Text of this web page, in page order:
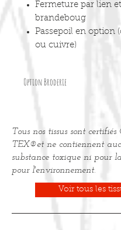
Fermeture par lien
brandeboug
Passepoil en option
ou cuivre)
Option Broderie
commander l'option
la page articles.
Tous nos tissus sont
TEX®et ne contiennent
substance toxique ni pour
pour l'environnement.
Voir tous les